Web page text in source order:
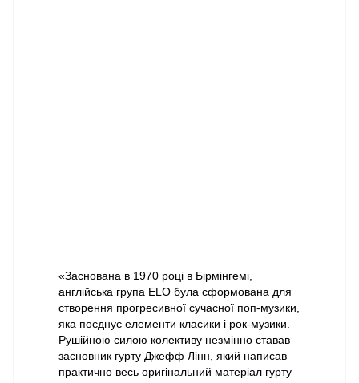
«Заснована в 1970 році в Бірмінгемі,
англійська група ELO була сформована для
створення прогресивної сучасної поп-музики,
яка поєднує елементи класики і рок-музики.
Рушійною силою колективу незмінно ставав
засновник гурту Джефф Лінн, який написав
практично весь оригінальний матеріал гурту